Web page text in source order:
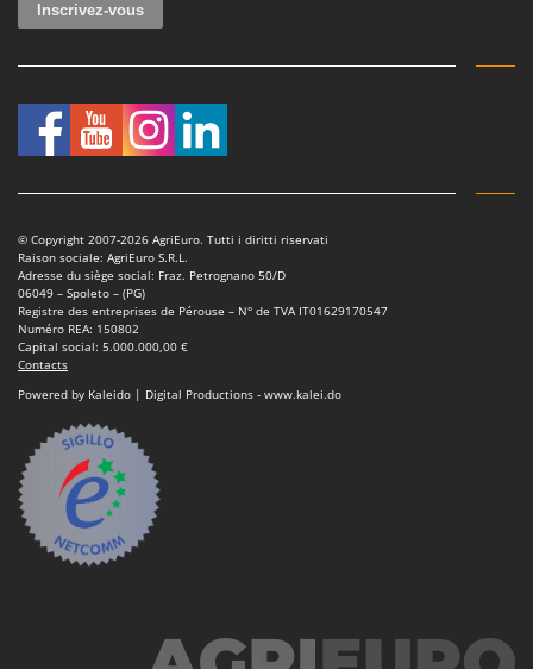
© Copyright 2007-2026 AgriEuro. Tutti i diritti riservati
Raison sociale: AgriEuro S.R.L.
Adresse du siège social: Fraz. Petrognano 50/D
06049 – Spoleto – (PG)
Registre des entreprises de Pérouse – N° de TVA IT01629170547
Numéro REA: 150802
Capital social: 5.000.000,00 €
Contacts
Powered by Kaleido | Digital Productions - www.kalei.do